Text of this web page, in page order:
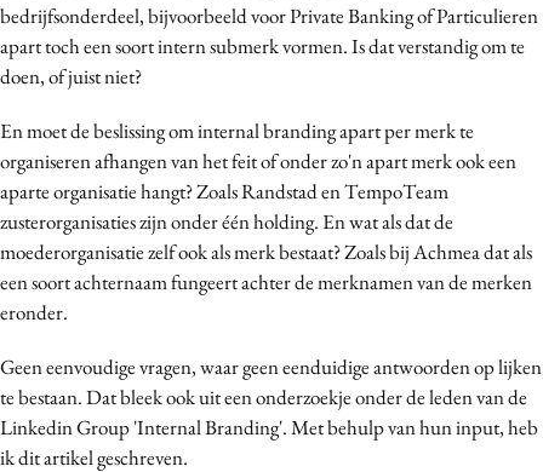
bedrijfsonderdeel, bijvoorbeeld voor Private Banking of Particulieren
apart toch een soort intern submerk vormen. Is dat verstandig om te
doen, of juist niet?
En moet de beslissing om internal branding apart per merk te
organiseren afhangen van het feit of onder zo'n apart merk ook een
aparte organisatie hangt? Zoals Randstad en TempoTeam
zusterorganisaties zijn onder één holding. En wat als dat de
moederorganisatie zelf ook als merk bestaat? Zoals bij Achmea dat als
een soort achternaam fungeert achter de merknamen van de merken
eronder.
Geen eenvoudige vragen, waar geen eenduidige antwoorden op lijken
te bestaan. Dat bleek ook uit een onderzoekje onder de leden van de
Linkedin Group 'Internal Branding'. Met behulp van hun input, heb
ik dit artikel geschreven.